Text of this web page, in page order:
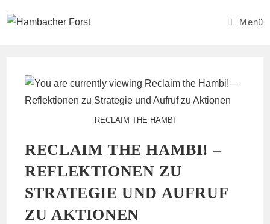
Inhalt
Menü
RECLAIM THE HAMBI
RECLAIM THE HAMBI! –
REFLEKTIONEN ZU
STRATEGIE UND AUFRUF
ZU AKTIONEN